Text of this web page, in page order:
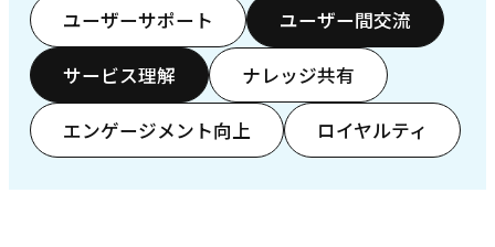
ユーザーサポート ユーザー間交流
サービス理解 ナレッジ共有
エンゲージメント向上 ロイヤルティ